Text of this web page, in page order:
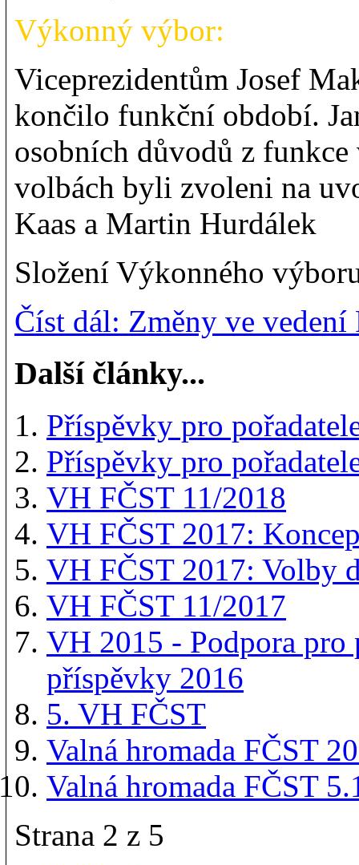
Výkonný výbor:
Viceprezidentům Josef
končilo funkční období.
osobních důvodů z funkce
volbách byli zvoleni na
Kaas a Martin Hurdálek
Složení Výkonného
Číst dál: Změny ve vedení
Další články...
Příspěvky pro
Příspěvky pro
VH FČST 11/2018
VH FČST 2017:
VH FČST 2017: Volby
VH FČST 11/2017
VH 2015 - Podpora pro
příspěvky 2016
5. VH FČST
Valná hromada FČST
Valná hromada FČST
Strana 2 z 5